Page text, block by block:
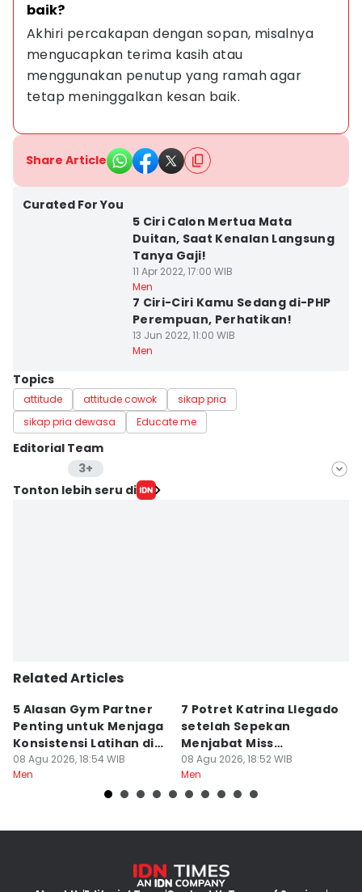
baik?
Akhiri percakapan dengan sopan, misalnya
mengucapkan terima kasih atau
menggunakan penutup yang ramah agar
tetap meninggalkan kesan baik.
Share Article
Curated For You
5 Ciri Calon Mertua Mata
Duitan, Saat Kenalan Langsung
Tanya Gaji!
11 Apr 2022, 17:00 WIB
Men
7 Ciri-Ciri Kamu Sedang di-PHP
Perempuan, Perhatikan!
13 Jun 2022, 11:00 WIB
Men
Topics
attitude attitude cowok
sikap pria
sikap pria dewasa
Educate me
Editorial Team
3+
Editor
Tonton lebih seru di
Related Articles
5 Alasan Gym Partner
Penting untuk Menjaga
Konsistensi Latihan di
Gym
08 Agu 2026, 18:54 WIB
Men
7 Potret Katrina Llegado
setelah Sepekan
Menjabat Miss
Supranational 2026
08 Agu 2026, 18:52 WIB
Men